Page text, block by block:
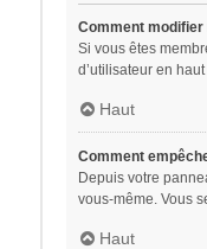
Comment
Si vous êtes
d’utilisateur en
Haut
Comment
Depuis votre
vous-même. Vous
Haut